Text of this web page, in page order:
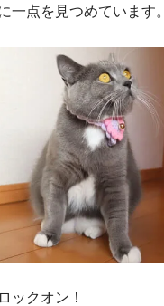
一点を見つめています。
ックオン！